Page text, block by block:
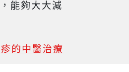
能夠大大減
的中醫治療